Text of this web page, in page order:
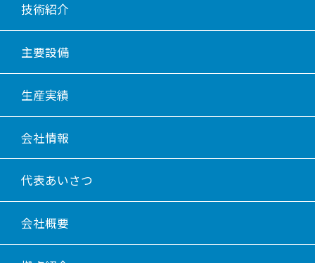
技術紹介
主要設備
生産実績
会社情報
代表あいさつ
会社概要